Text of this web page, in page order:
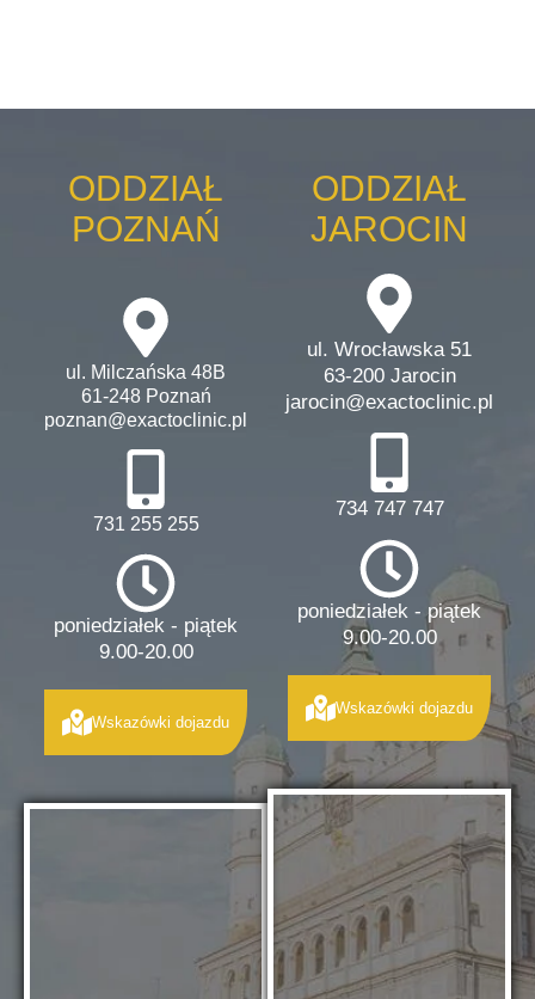
ODDZIAŁ
POZNAŃ
ul. Milczańska 48B
61-248 Poznań
poznan@exactoclinic.pl
731 255 255
poniedziałek - piątek
9.00-20.00
Wskazówki dojazdu
ODDZIAŁ
JAROCIN
ul. Wrocławska 51
63-200 Jarocin
jarocin@exactoclinic.pl
734 747 747
poniedziałek - piątek
9.00-20.00
Wskazówki dojazdu